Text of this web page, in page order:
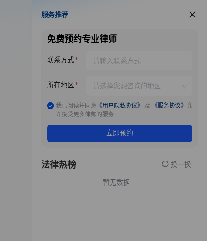
服务推荐
服务推荐
免费预约专业律师
联系方式
所在地区
我已阅读并同意 《用户隐私协议》 及 《服务协议》 允
许接受更多律师的服务
立即预约
法律热榜 换一换
暂无数据